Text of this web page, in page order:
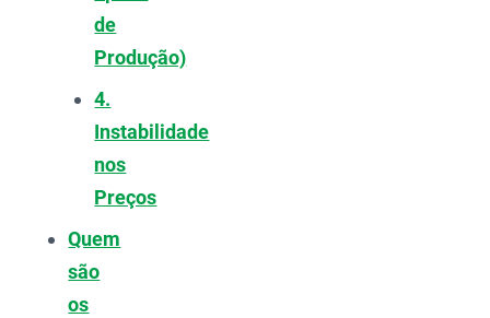
de
Produção)
4.
Instabilidade
nos
Preços
Quem
são
os